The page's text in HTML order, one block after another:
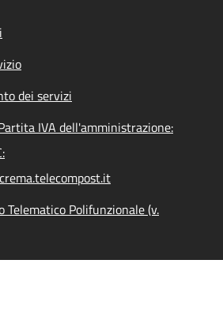
dei servizi
IVA dell'amministrazione:
Telematico Polifunzionale (v.